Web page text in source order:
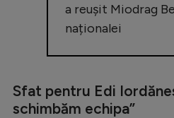
a reușit Miodrag
naționalei
Sfat pentru Edi
schimbăm echipa”